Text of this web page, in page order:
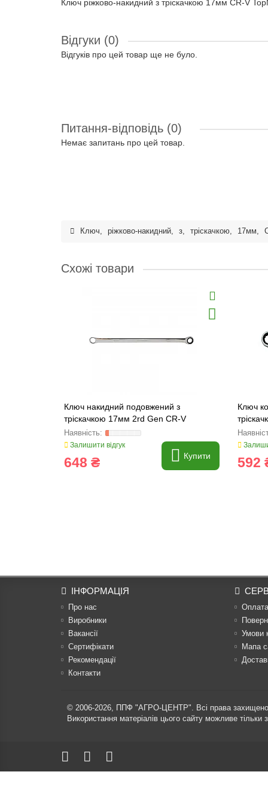
Ключ ріжково-накидний з тріскачкою 17мм CR-V
Відгуки (0)
Відгуків про цей товар ще не було.
Питання-відповідь (0)
Немає запитань про цей товар.
Ключ, ріжково-накидний, з, тріскачкою, 17мм,
Схожі товари
Ключ накидний подовжений з
тріскачкою 17мм 2rd Gen CR-V
TopMaster (231956)
Залишити відгук
648 ₴ Купити
Ключ
592
ІНФОРМАЦІЯ
Про нас
Виробники
Вакансії
Сертифікати
Рекомендації
Контакти
Оплата
Умови
Мапа
© 2006-2026, ППФ "АГРО-ЦЕНТР". Всі права
Використання матеріалів цього сайту можливе